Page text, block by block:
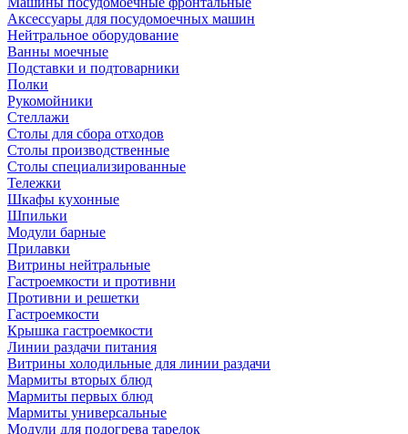
Аксессуары для посудомоечных машин
Нейтральное оборудование
Ванны моечные
Подставки и подтоварники
Полки
Рукомойники
Стеллажи
Столы для сбора отходов
Столы производственные
Столы специализированные
Тележки
Шкафы кухонные
Шпильки
Модули барные
Прилавки
Витрины нейтральные
Гастроемкости и противни
Противни и решетки
Гастроемкости
Крышка гастроемкости
Линии раздачи питания
Витрины холодильные для линии раздачи
Мармиты вторых блюд
Мармиты первых блюд
Мармиты универсальные
Модули для подогрева тарелок